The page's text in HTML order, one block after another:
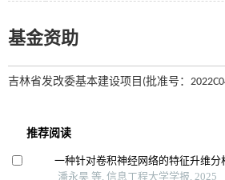
基金资助
吉林省发改委基本建设项目(批准号：